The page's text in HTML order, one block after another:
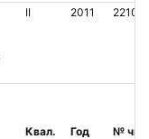
II 2011
Квал. Год
№